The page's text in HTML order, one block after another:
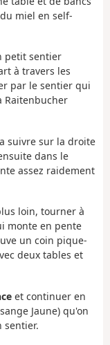
miel en self-
petit sentier
à travers les
par le sentier qui
Raitenbucher
suivre sur la droite
dans le
assez raidement
loin, tourner à
monte en pente
un coin pique-
deux tables et
et continuer en
Jaune) qu'on
sentier.